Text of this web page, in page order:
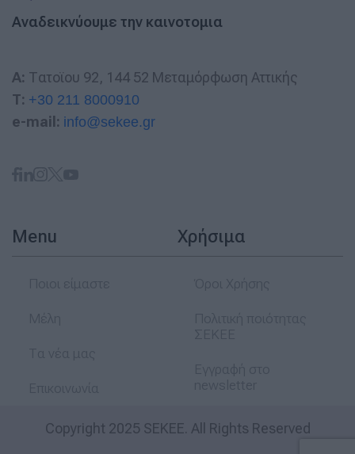
Αναδεικνύουμε την καινοτομια
A: Τατοϊου 92, 144 52 Μεταμόρφωση Αττικής
T: +30 211 8000910
e-mail: info@sekee.gr
Menu Χρήσιμα
Copyright 2025 SEKEE. All Rights Reserved